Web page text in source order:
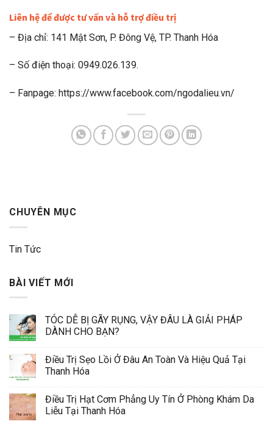
Liên hệ để được tư vấn và hỗ trợ điều trị
– Địa chỉ: 141 Mật Sơn, P. Đông Vệ, TP. Thanh Hóa
– Số điện thoại: 0949.026.139.
– Fanpage: https://www.facebook.com/ngodalieu.vn/
CHUYÊN MỤC
Tin Tức
BÀI VIẾT MỚI
TÓC DỄ BỊ GÃY RỤNG, VẬY ĐÂU LÀ GIẢI PHÁP
DÀNH CHO BẠN?
Điều Trị Sẹo Lồi Ở Đâu An Toàn Và Hiệu Quả Tại
Thanh Hóa
Điều Trị Hạt Cơm Phẳng Uy Tín Ở Phòng Khám Da
Liễu Tại Thanh Hóa